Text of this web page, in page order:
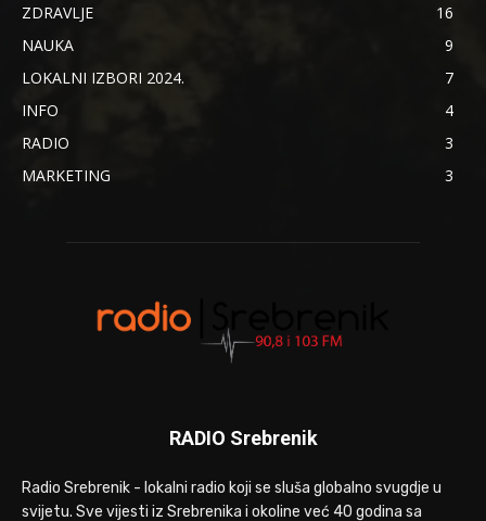
ZDRAVLJE
16
NAUKA
9
LOKALNI IZBORI 2024.
7
INFO
4
RADIO
3
MARKETING
3
RADIO Srebrenik
Radio Srebrenik - lokalni radio koji se sluša globalno svugdje u
svijetu. Sve vijesti iz Srebrenika i okoline već 40 godina sa